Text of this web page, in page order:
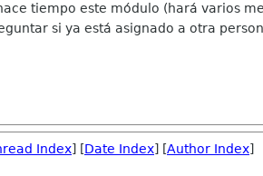
tiempo este módulo (hará varios
si ya está asignado a otra
Index] [Date Index] [Author Index]